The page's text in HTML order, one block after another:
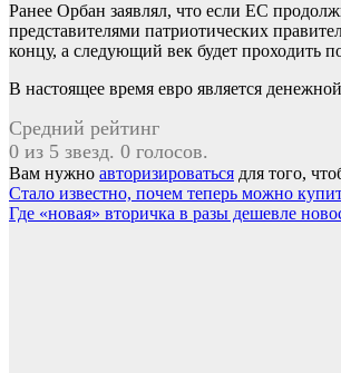
Ранее Орбан заявлял, что если ЕС
представителями патриотических
концу, а следующий век будет проходить
В настоящее время евро является
Средний рейтинг
0 из 5 звезд. 0 голосов.
Вам нужно авторизироваться для того,
Навигация
по
Стало известно, почем теперь можно
Где «новая» вторичка в разы дешевле